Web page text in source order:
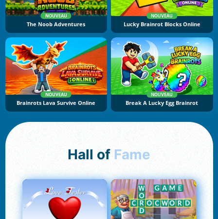
NOUVEAU
The Noob Adventures
NOUVEAU
Lucky Brainrot Blocks Online
NOUVEAU
Brainrots Lava Survive Online
NOUVEAU
Break A Lucky Egg Brainrot
Hall of Fame